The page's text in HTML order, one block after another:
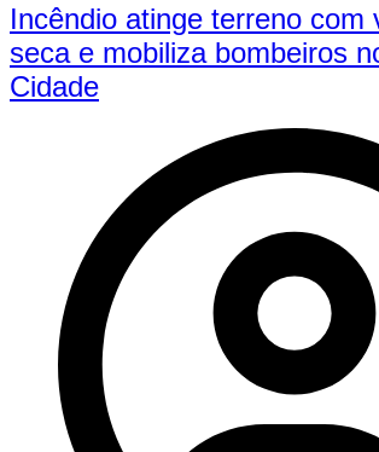
Incêndio atinge terreno com
seca e mobiliza bombeiros
Cidade